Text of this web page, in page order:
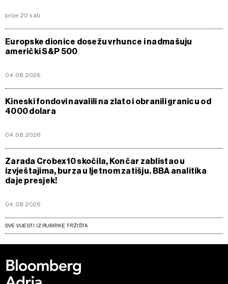
prije 20 sati
Europske dionice dosežu vrhunce i nadmašuju
američki S&P 500
04.08.2026
Kineski fondovi navalili na zlato i obranili granicu od
4000 dolara
04.08.2026
Zarada Crobex10 skočila, Končar zablistao u
izvještajima, burza u ljetnom zatišju. BBA analitika
daje presjek!
04.08.2026
SVE VIJESTI IZ RUBRIKE TRŽIŠTA